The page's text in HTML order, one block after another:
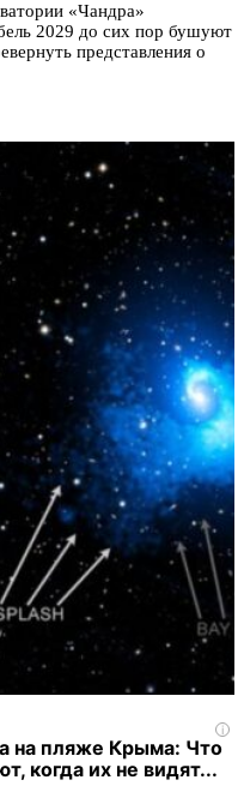
«Чандра»
2029 до сих пор бушуют
представления о
i
на пляже Крыма: Что
когда их не видят...